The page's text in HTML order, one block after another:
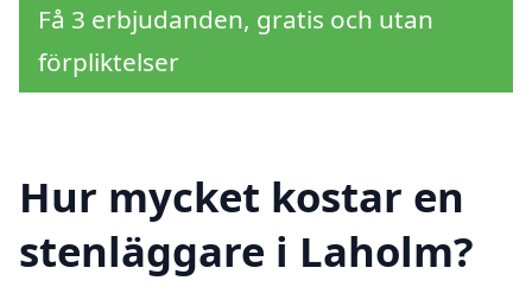
Få 3 erbjudanden, gratis och utan
förpliktelser
Hur mycket kostar en
stenläggare i Laholm?